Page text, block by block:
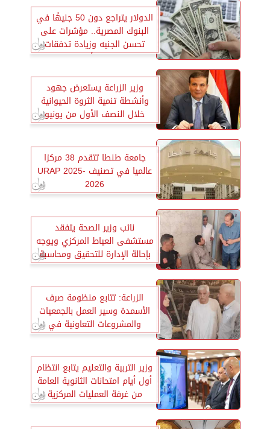
الدولار يتراجع دون 50 جنيهًا في
البنوك المصرية.. مؤشرات على
تحسن الجنيه وزيادة تدفقات
النقد الأجنبي
وزير الزراعة يستعرض جهود
وأنشطة تنمية الثروة الحيوانية
خلال النصف الأول من يونيو
جامعة طنطا تتقدم 38 مركزا
عالميا في تصنيف URAP 2025-
2026
نائب وزير الصحة يتفقد
مستشفى العياط المركزي ويوجه
بإحالة الإدارة للتحقيق ومحاسبة
المقصرين
الزراعة: تتابع منظومة صرف
الأسمدة وسير العمل بالجمعيات
والمشروعات التعاونية في
الشرقية
وزير التربية والتعليم يتابع انتظام
أول أيام امتحانات الثانوية العامة
من غرفة العمليات المركزية
بالوزارة